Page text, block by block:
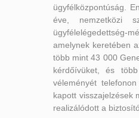
ügyfélközpontúság.
éve, nemzetközi
ügyfélelégedettség-
amelynek keretében
több mint 43 000
kérdőívüket, és
véleményét
kapott visszajelzések
realizálódott a